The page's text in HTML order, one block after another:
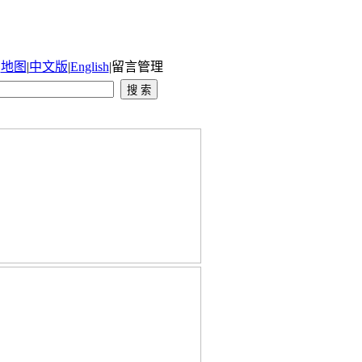
地图 |中文版|English|留言管理